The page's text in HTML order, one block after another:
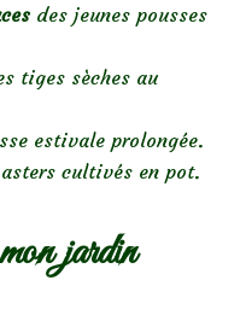
des jeunes pousses
tiges sèches au
estivale prolongée.
cultivés en pot.
jardin